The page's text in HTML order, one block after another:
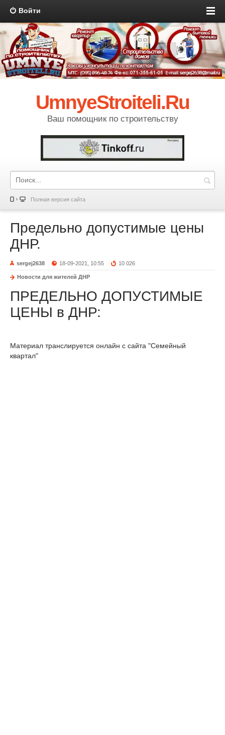
Войти
UmnyeStroiteli.Ru
Ваш помощник по строительству
Полная версия сайта
Предельно допустимые цены
ДНР.
sergej2638 18-09-2021, 10:55 10 026
Новости для жителей ДНР
ПРЕДЕЛЬНО ДОПУСТИМЫЕ
ЦЕНЫ в ДНР:
Материал транслируется онлайн с сайта "Семейный
квартал"